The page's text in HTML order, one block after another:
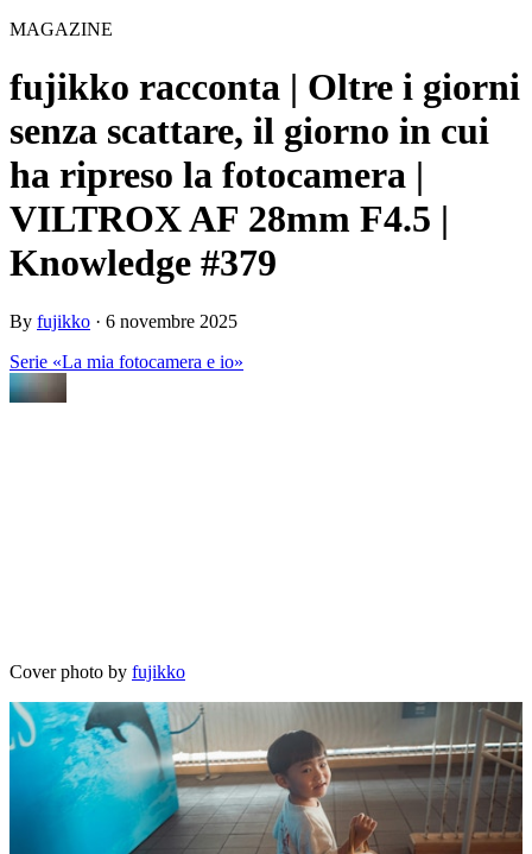
MAGAZINE
fujikko racconta | Oltre i giorni
senza scattare, il giorno in cui
ha ripreso la fotocamera |
VILTROX AF 28mm F4.5 |
Knowledge #379
By fujikko · 6 novembre 2025
Serie «La mia fotocamera e io»
Cover photo by fujikko